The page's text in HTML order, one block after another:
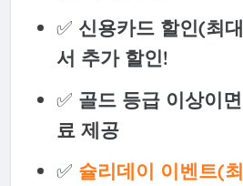
✅ 신용카드 할인(최
서 추가 할인!
✅ 골드 등급 이상이
료 제공
✅ 슐리데이 이벤트(